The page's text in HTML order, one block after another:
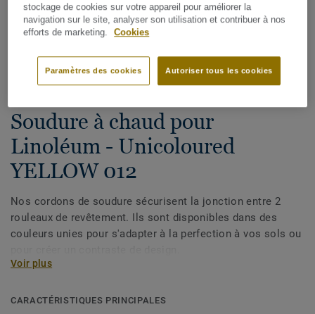
Soudure à chaud pour
Linoléum - Unicoloured
YELLOW 012
Nos cordons de soudure sécurisent la jonction entre 2
rouleaux de revêtement. Ils sont disponibles dans des
couleurs unies pour s'adapter à la perfection à vos sols ou
Voir plus
CARACTÉRISTIQUES PRINCIPALES
stockage de cookies sur votre appareil pour améliorer la
navigation sur le site, analyser son utilisation et contribuer à nos
efforts de marketing.
Cookies
Autoriser tous les cookies
Paramètres des cookies